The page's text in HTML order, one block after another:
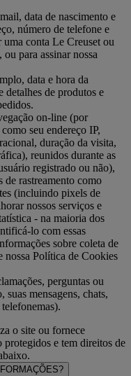
data de nascimento e
número de telefone e
uma conta Le Creuset ou
para assinar nossa
data e hora da
detalhes de produtos e
on-line (por
seu endereço IP,
duração da visita,
reunidos durante as
registrado ou não),
de rastreamento como
(incluindo pixels de
nossos serviços e
- na maioria dos
lo com essas
sobre coleta de
nossa Política de Cookies
perguntas ou
suas mensagens, chats,
o site ou fornece
protegidos e tem direitos de